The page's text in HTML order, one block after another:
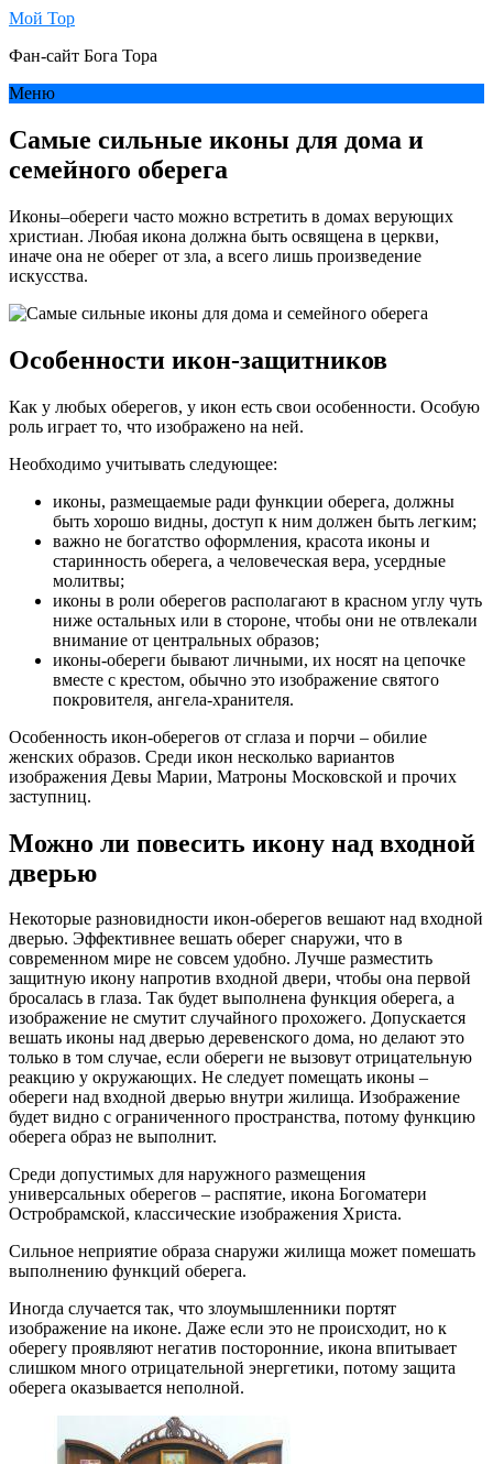
Мой Тор
Фан-сайт Бога Тора
Меню
Самые сильные иконы для дома и
семейного оберега
Иконы–обереги часто можно встретить в домах верующих
христиан. Любая икона должна быть освящена в церкви,
иначе она не оберег от зла, а всего лишь произведение
искусства.
Особенности икон-защитников
Как у любых оберегов, у икон есть свои особенности. Особую
роль играет то, что изображено на ней.
Необходимо учитывать следующее:
иконы, размещаемые ради функции оберега, должны
быть хорошо видны, доступ к ним должен быть легким;
важно не богатство оформления, красота иконы и
старинность оберега, а человеческая вера, усердные
молитвы;
иконы в роли оберегов располагают в красном углу чуть
ниже остальных или в стороне, чтобы они не отвлекали
внимание от центральных образов;
иконы-обереги бывают личными, их носят на цепочке
вместе с крестом, обычно это изображение святого
покровителя, ангела-хранителя.
Особенность икон-оберегов от сглаза и порчи – обилие
женских образов. Среди икон несколько вариантов
изображения Девы Марии, Матроны Московской и прочих
заступниц.
Можно ли повесить икону над входной
дверью
Некоторые разновидности икон-оберегов вешают над входной
дверью. Эффективнее вешать оберег снаружи, что в
современном мире не совсем удобно. Лучше разместить
защитную икону напротив входной двери, чтобы она первой
бросалась в глаза. Так будет выполнена функция оберега, а
изображение не смутит случайного прохожего. Допускается
вешать иконы над дверью деревенского дома, но делают это
только в том случае, если обереги не вызовут отрицательную
реакцию у окружающих. Не следует помещать иконы –
обереги над входной дверью внутри жилища. Изображение
будет видно с ограниченного пространства, потому функцию
оберега образ не выполнит.
Среди допустимых для наружного размещения
универсальных оберегов – распятие, икона Богоматери
Остробрамской, классические изображения Христа.
Сильное неприятие образа снаружи жилища может помешать
выполнению функций оберега.
Иногда случается так, что злоумышленники портят
изображение на иконе. Даже если это не происходит, но к
оберегу проявляют негатив посторонние, икона впитывает
слишком много отрицательной энергетики, потому защита
оберега оказывается неполной.